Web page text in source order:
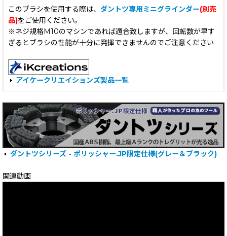
このブラシを使用する際は、 ダントツ専用ミニグラインダー(別売
品)をご使用ください。
※ネジ規格M10のマシンであれば適合致しますが、回転数が早す
ぎるとブラシの性能が十分に発揮できませんのでご注意ください
アイケークリエイションズ製品一覧
ダントツシリーズ - ポリッシャー.JP限定仕様(グレー＆ブラック)
関連動画